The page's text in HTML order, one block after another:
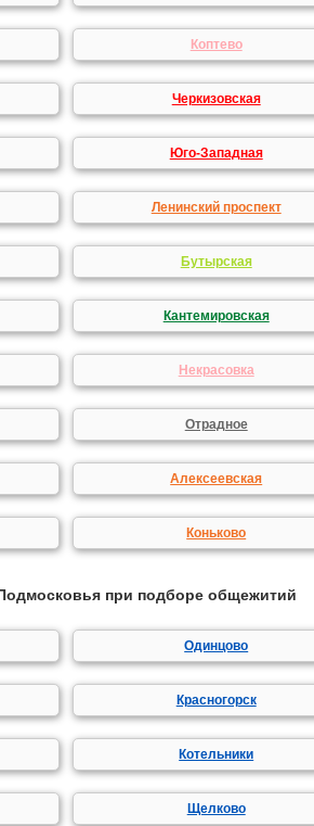
Коптево
Черкизовская
Юго-Западная
Ленинский проспект
Бутырская
Кантемировская
Некрасовка
Отрадное
Алексеевская
Коньково
при подборе общежитий
Одинцово
Красногорск
Котельники
Щелково